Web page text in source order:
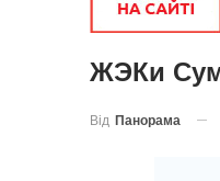
ЖЭКи
Від Панорама